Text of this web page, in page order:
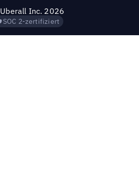
Uberall Inc. 2026
SOC 2-zertifiziert